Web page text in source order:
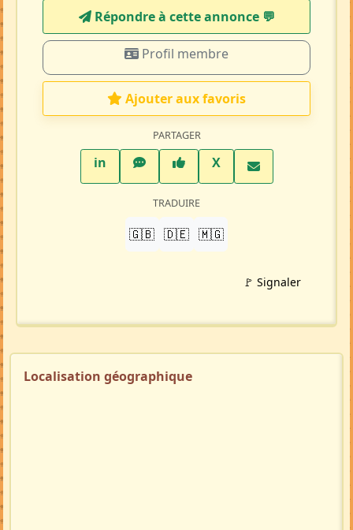
Répondre à cette annonce 💬​
Profil membre
Ajouter aux favoris
PARTAGER
inLinkedInWhatsAppFacebook
XTwitter X
TRADUIRE
🇬🇧 🇩🇪 🇲🇬
🚩 Signaler
Localisation géographique